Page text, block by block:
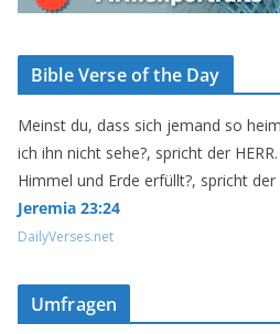
Bible Verse of the Day
Meinst du, dass sich jemand so
ich ihn nicht sehe?, spricht der
Himmel und Erde erfüllt?, spricht der
Jeremia 23:24
DailyVerses.net
Umfragen